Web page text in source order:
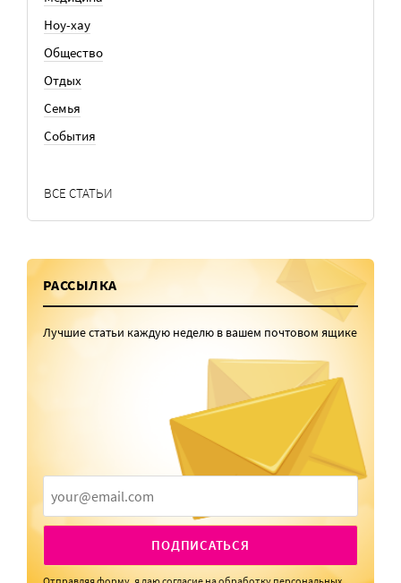
Ноу-хау
Общество
Отдых
Семья
События
ВСЕ СТАТЬИ
РАССЫЛКА
Лучшие статьи каждую неделю в вашем почтовом ящике
ПОДПИСАТЬСЯ